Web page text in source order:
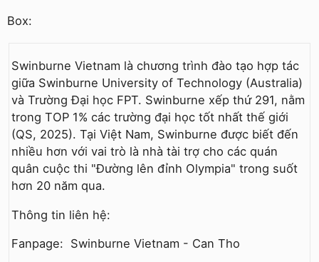
Box:
Swinburne Vietnam là chương trình đào tạo hợp tác
giữa Swinburne University of Technology (Australia)
và Trường Đại học FPT. Swinburne xếp thứ 291, nằm
trong TOP 1% các trường đại học tốt nhất thế giới
(QS, 2025). Tại Việt Nam, Swinburne được biết đến
nhiều hơn với vai trò là nhà tài trợ cho các quán
quân cuộc thi "Đường lên đỉnh Olympia" trong suốt
hơn 20 năm qua.
Thông tin liên hệ:
Fanpage: Swinburne Vietnam - Can Tho